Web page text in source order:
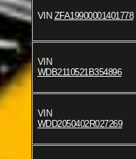
VIN ZFA19900001401778
VIN
WDB2110521B354896
VIN
WDD2050402R027269